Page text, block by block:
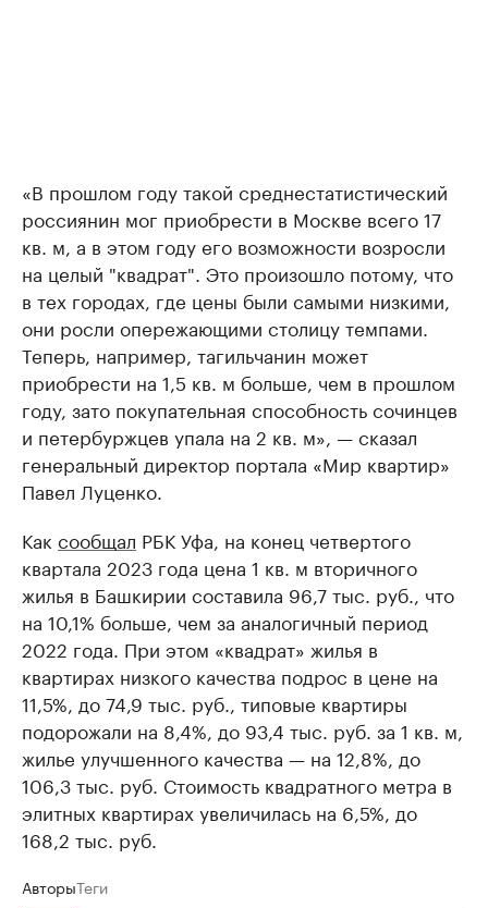
«В прошлом году такой среднестатистический
россиянин мог приобрести в Москве всего 17
кв. м, а в этом году его возможности возросли
на целый "квадрат". Это произошло потому, что
в тех городах, где цены были самыми низкими,
они росли опережающими столицу темпами.
Теперь, например, тагильчанин может
приобрести на 1,5 кв. м больше, чем в прошлом
году, зато покупательная способность сочинцев
и петербуржцев упала на 2 кв. м», — сказал
генеральный директор портала «Мир квартир»
Павел Луценко.
Как сообщал РБК Уфа, на конец четвертого
квартала 2023 года цена 1 кв. м вторичного
жилья в Башкирии составила 96,7 тыс. руб., что
на 10,1% больше, чем за аналогичный период
2022 года. При этом «квадрат» жилья в
квартирах низкого качества подрос в цене на
11,5%, до 74,9 тыс. руб., типовые квартиры
подорожали на 8,4%, до 93,4 тыс. руб. за 1 кв. м,
жилье улучшенного качества — на 12,8%, до
106,3 тыс. руб. Стоимость квадратного метра в
элитных квартирах увеличилась на 6,5%, до
168,2 тыс. руб.
АвторыТеги